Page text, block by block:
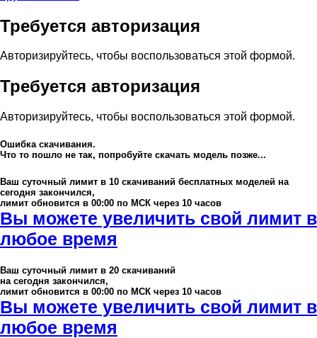
Требуется авторизация
Авторизируйтесь, чтобы воспользоваться этой формой.
Требуется авторизация
Авторизируйтесь, чтобы воспользоваться этой формой.
Ошибка скачивания.
Что то пошло не так, попробуйте скачать модель позже...
Ваш суточный лимит в 10 скачиваний бесплатных моделей на
сегодня закончился,
лимит обновится в 00:00 по МСК через 10 часов
Вы можете увеличить свой лимит в
любое время
Ваш суточный лимит в 20 скачиваний
на сегодня закончился,
лимит обновится в 00:00 по МСК через 10 часов
Вы можете увеличить свой лимит в
любое время